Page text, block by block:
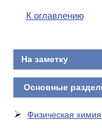
К оглавлению
На заметку
Основные
Физическая химия